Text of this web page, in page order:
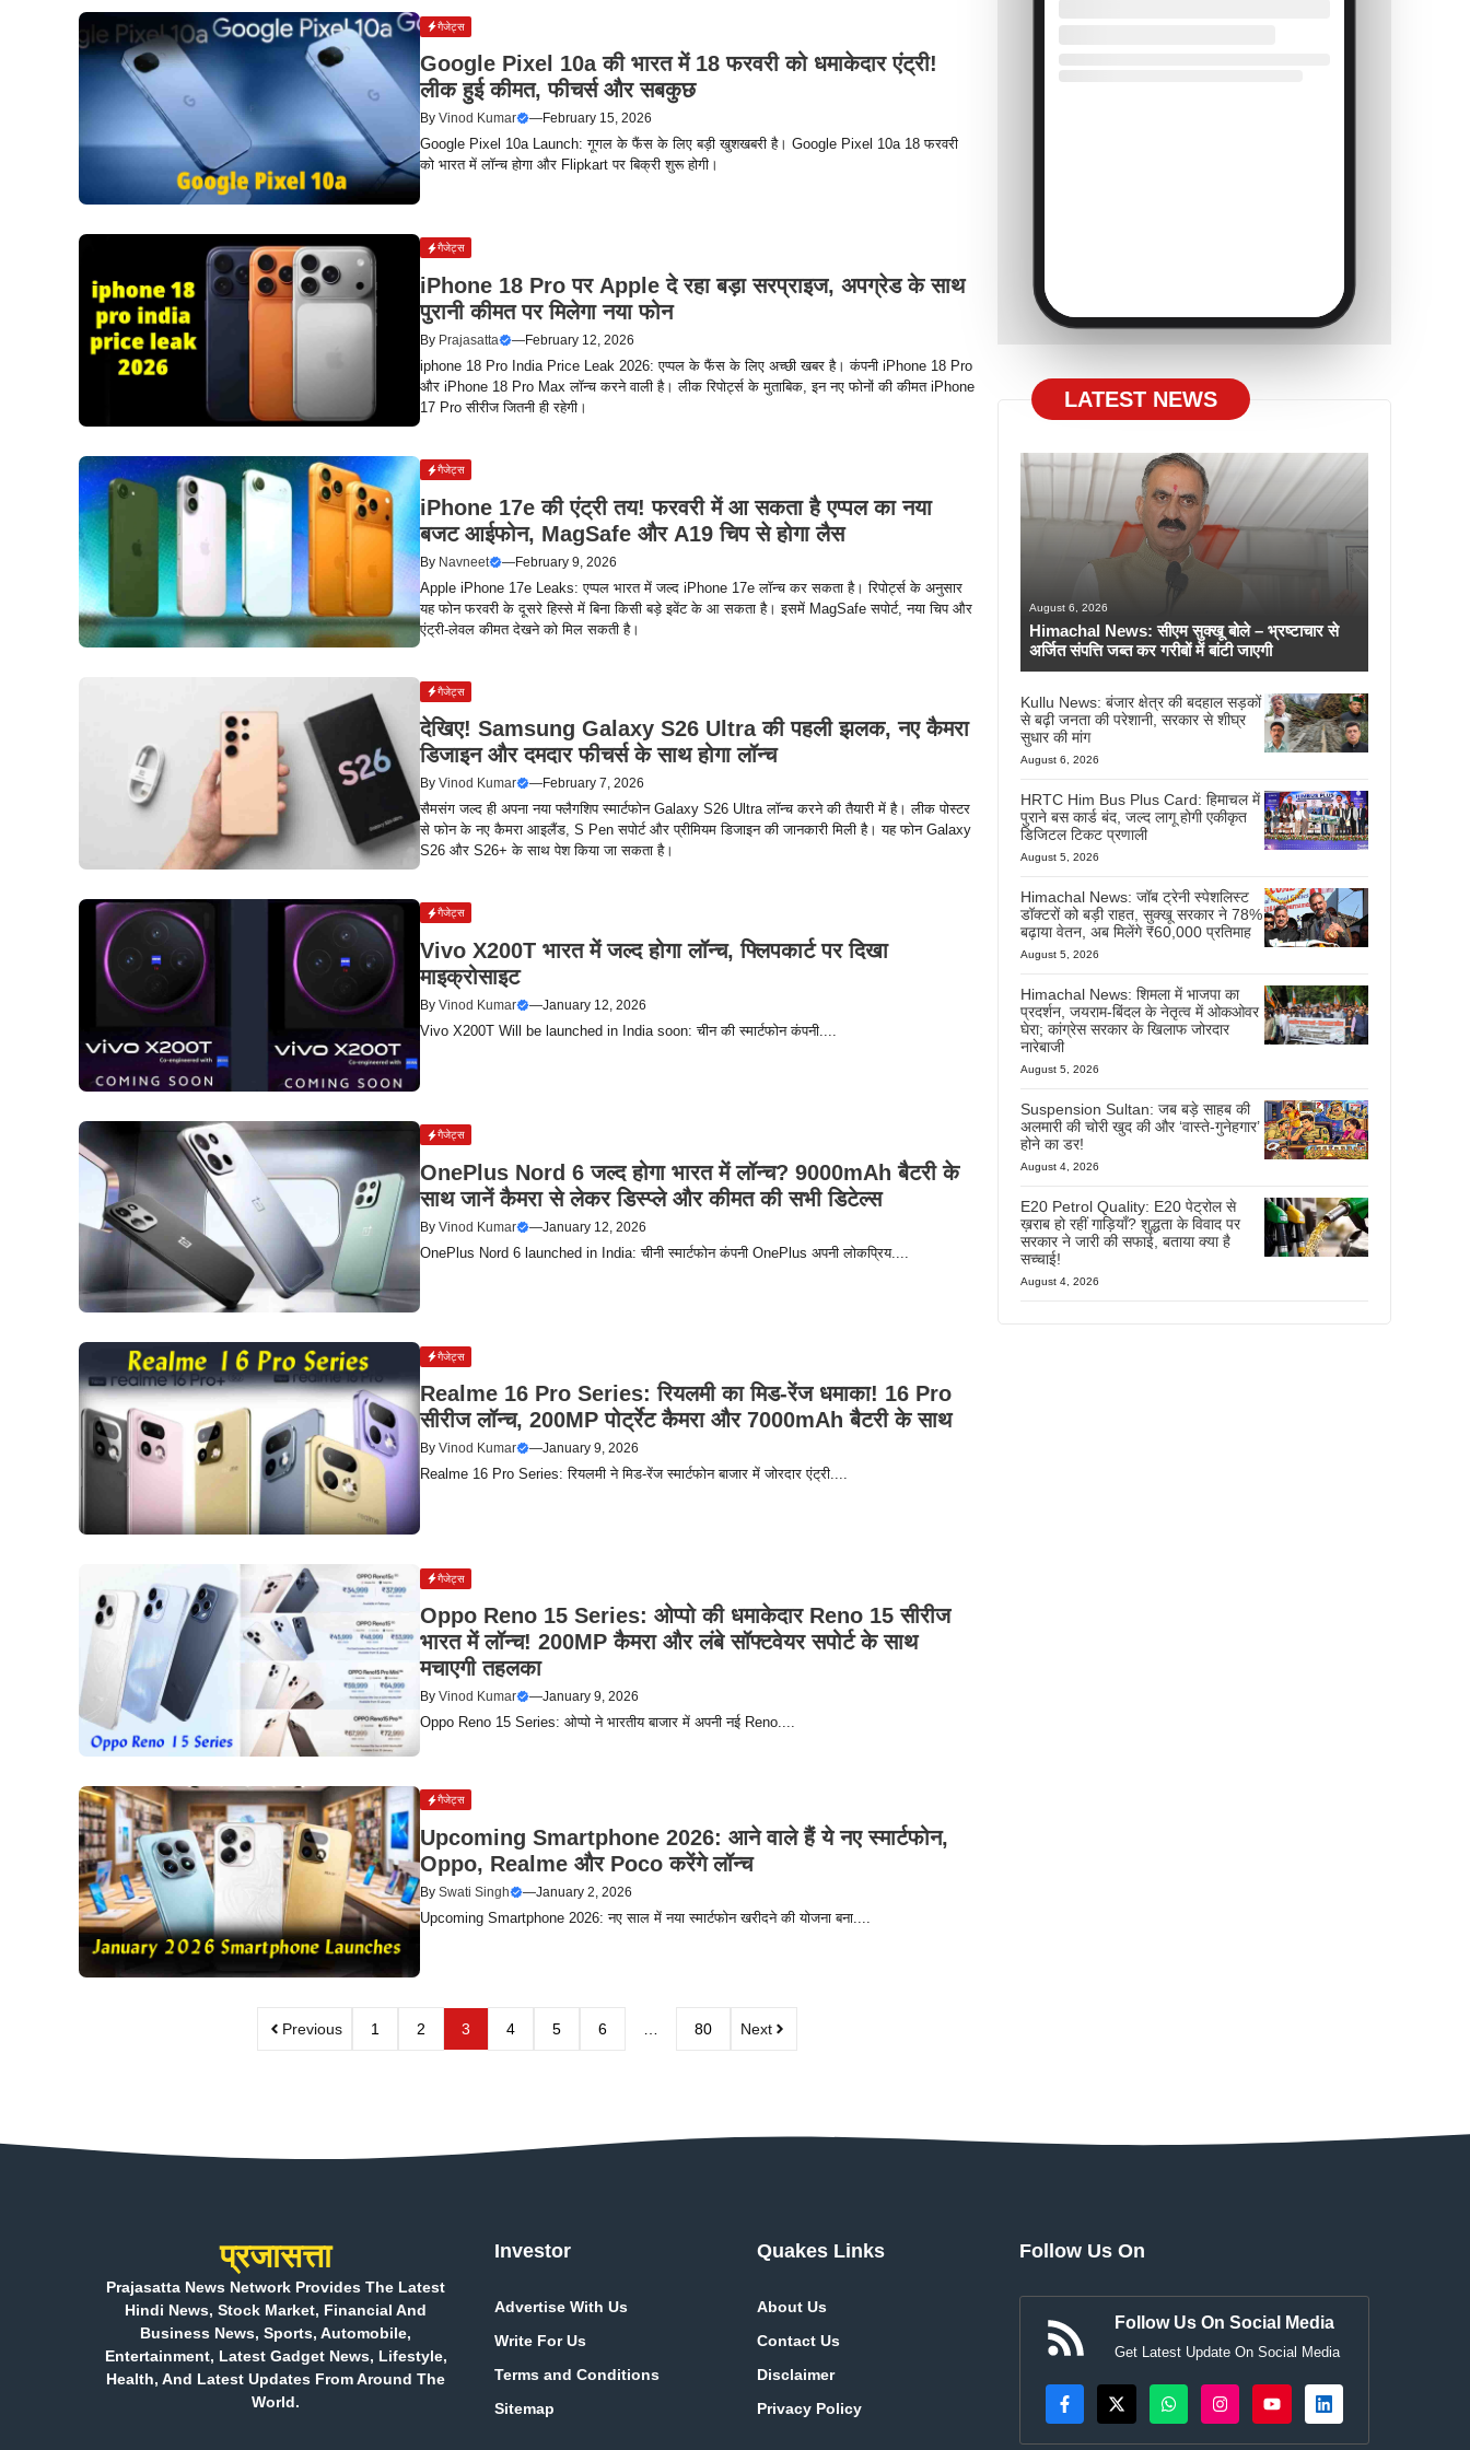
गैजेट्स
Google Pixel 10a की भारत में 18 फरवरी को धमाकेदार एंट्री!
लीक हुई कीमत, फीचर्स और सबकुछ
ByVinod Kumar —February 15, 2026
Google Pixel 10a Launch: गूगल के फैंस के लिए बड़ी खुशखबरी है। Google Pixel 10a 18 फरवरी
को भारत में लॉन्च होगा और Flipkart पर बिक्री शुरू होगी।
गैजेट्स
iPhone 18 Pro पर Apple दे रहा बड़ा सरप्राइज, अपग्रेड के साथ
पुरानी कीमत पर मिलेगा नया फोन
By Prajasatta —February 12, 2026
iphone 18 Pro India Price Leak 2026: एप्पल के फैंस के लिए अच्छी खबर है। कंपनी iPhone 18 Pro
और iPhone 18 Pro Max लॉन्च करने वाली है। लीक रिपोर्ट्स के मुताबिक, इन नए फोनों की कीमत iPhone
17 Pro सीरीज जितनी ही रहेगी।
गैजेट्स
iPhone 17e की एंट्री तय! फरवरी में आ सकता है एप्पल का नया
बजट आईफोन, MagSafe और A19 चिप से होगा लैस
By Navneet —February 9, 2026
Apple iPhone 17e Leaks: एप्पल भारत में जल्द iPhone 17e लॉन्च कर सकता है। रिपोर्ट्स के अनुसार
यह फोन फरवरी के दूसरे हिस्से में बिना किसी बड़े इवेंट के आ सकता है। इसमें MagSafe सपोर्ट, नया चिप और
एंट्री-लेवल कीमत देखने को मिल सकती है।
गैजेट्स
देखिए! Samsung Galaxy S26 Ultra की पहली झलक, नए कैमरा
डिजाइन और दमदार फीचर्स के साथ होगा लॉन्च
ByVinod Kumar —February 7, 2026
सैमसंग जल्द ही अपना नया फ्लैगशिप स्मार्टफोन Galaxy S26 Ultra लॉन्च करने की तैयारी में है। लीक पोस्टर
से फोन के नए कैमरा आइलैंड, S Pen सपोर्ट और प्रीमियम डिजाइन की जानकारी मिली है। यह फोन Galaxy
S26 और S26+ के साथ पेश किया जा सकता है।
गैजेट्स
Vivo X200T भारत में जल्द होगा लॉन्च, फ्लिपकार्ट पर दिखा
माइक्रोसाइट
ByVinod Kumar —January 12, 2026
Vivo X200T Will be launched in India soon: चीन की स्मार्टफोन कंपनी....
गैजेट्स
OnePlus Nord 6 जल्द होगा भारत में लॉन्च? 9000mAh बैटरी के
साथ जानें कैमरा से लेकर डिस्प्ले और कीमत की सभी डिटेल्स
ByVinod Kumar —January 12, 2026
OnePlus Nord 6 launched in India: चीनी स्मार्टफोन कंपनी OnePlus अपनी लोकप्रिय....
गैजेट्स
Realme 16 Pro Series: रियलमी का मिड-रेंज धमाका! 16 Pro
सीरीज लॉन्च, 200MP पोर्ट्रेट कैमरा और 7000mAh बैटरी के साथ
ByVinod Kumar —January 9, 2026
Realme 16 Pro Series: रियलमी ने मिड-रेंज स्मार्टफोन बाजार में जोरदार एंट्री....
गैजेट्स
Oppo Reno 15 Series: ओप्पो की धमाकेदार Reno 15 सीरीज
भारत में लॉन्च! 200MP कैमरा और लंबे सॉफ्टवेयर सपोर्ट के साथ
मचाएगी तहलका
ByVinod Kumar —January 9, 2026
Oppo Reno 15 Series: ओप्पो ने भारतीय बाजार में अपनी नई Reno....
गैजेट्स
Upcoming Smartphone 2026: आने वाले हैं ये नए स्मार्टफोन,
Oppo, Realme और Poco करेंगे लॉन्च
BySwati Singh —January 2, 2026
Upcoming Smartphone 2026: नए साल में नया स्मार्टफोन खरीदने की योजना बना....
Previous 1 2 3 4 5 6 … 80 Next
LATEST NEWS
August 6, 2026
Himachal News: सीएम सुक्खू बोले – भ्रष्टाचार से
अर्जित संपत्ति जब्त कर गरीबों में बांटी जाएगी
Kullu News: बंजार क्षेत्र की बदहाल सड़कों
से बढ़ी जनता की परेशानी, सरकार से शीघ्र
सुधार की मांग
August 6, 2026
HRTC Him Bus Plus Card: हिमाचल में
पुराने बस कार्ड बंद, जल्द लागू होगी एकीकृत
डिजिटल टिकट प्रणाली
August 5, 2026
Himachal News: जॉब ट्रेनी स्पेशलिस्ट
डॉक्टरों को बड़ी राहत, सुक्खू सरकार ने 78%
बढ़ाया वेतन, अब मिलेंगे ₹60,000 प्रतिमाह
August 5, 2026
Himachal News: शिमला में भाजपा का
प्रदर्शन, जयराम-बिंदल के नेतृत्व में ओकओवर
घेरा; कांग्रेस सरकार के खिलाफ जोरदार
नारेबाजी
August 5, 2026
Suspension Sultan: जब बड़े साहब की
अलमारी की चोरी खुद की और ‘वास्ते-गुनेहगार’
होने का डर!
August 4, 2026
E20 Petrol Quality: E20 पेट्रोल से
ख़राब हो रहीं गाड़ियाँ? शुद्धता के विवाद पर
सरकार ने जारी की सफाई, बताया क्या है
सच्चाई!
August 4, 2026
प्रजासत्ता
Prajasatta News Network Provides The Latest
Hindi News, Stock Market, Financial And
Business News, Sports, Automobile,
Entertainment, Latest Gadget News, Lifestyle,
Health, And Latest Updates From Around The
World.
Investor
Advertise With Us
Write For Us
Terms and Conditions
Sitemap
Quakes Links
About Us
Contact Us
Disclaimer
Privacy Policy
Follow Us On
Follow Us On Social Media
Get Latest Update On Social Media